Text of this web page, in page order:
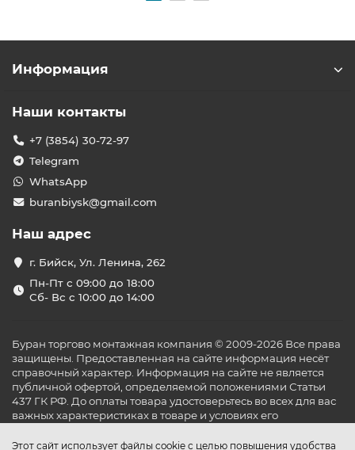
Этот сайт использует файлы cookie с целью повышения удобства
Информация
Наши контакты
+7 (3854) 30-72-97
Telegram
WhatsApp
buranbiysk@gmail.com
Наш адрес
г. Бийск, Ул. Ленина, 262
Пн-Пт с 09:00 до 18:00
Сб- Вс с 10:00 до 14:00
Буран торгово монтажная компания © 2009-2026 Все права
защищены. Предоставленная на сайте информация несёт
справочный характер. Информация на сайте не является
публичной офертой, определяемой положениями Статьи
437 ГК РФ. До оплаты товара удостоверьтесь во всех для вас
важных характеристиках в товаре и условиях его